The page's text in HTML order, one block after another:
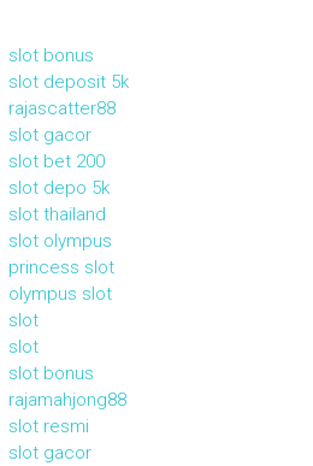
slot bonus
slot deposit 5k
rajascatter88
slot gacor
slot bet 200
slot depo 5k
slot thailand
slot olympus
princess slot
olympus slot
slot
slot
slot bonus
rajamahjong88
slot resmi
slot gacor